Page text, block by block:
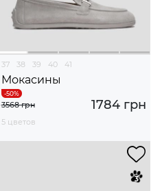
37 38 39 40 41
Мокасины
1784 грн
3568 грн
5 цветов